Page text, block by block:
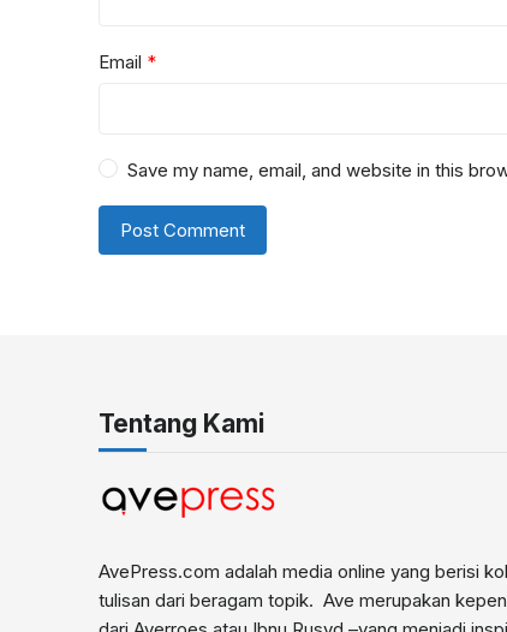
Email *
Save my name, email, and website in this
Tentang Kami
AvePress.com adalah media online yang berisi
tulisan dari beragam topik. Ave merupakan